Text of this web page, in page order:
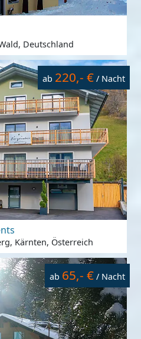
Deutschland
ab 220,- € / Nacht
Kärnten, Österreich
ab 65,- € / Nacht